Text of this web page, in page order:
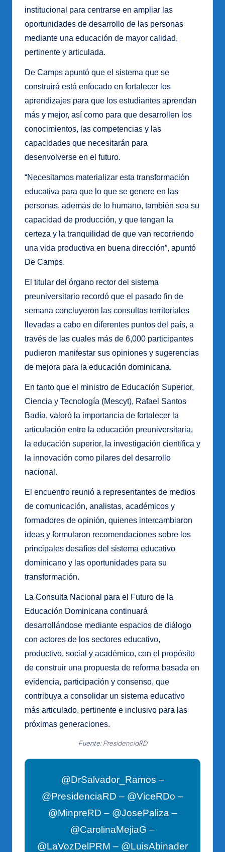
institucional para centrarse en ampliar las
oportunidades de desarrollo de las personas
mediante una educación de mayor calidad,
pertinente y articulada.
De Camps apuntó que el sistema que se
construirá está enfocado en fortalecer los
aprendizajes para que los estudiantes aprendan
más y mejor, así como para que desarrollen los
conocimientos, las competencias y las
capacidades que necesitarán para
desenvolverse en el futuro.
“Necesitamos materializar esta transformación
educativa para que lo que se genere en las
personas, además de lo humano, también sea su
capacidad de producción, y que tengan la
certeza y la tranquilidad de que van recorriendo
una vida productiva en buena dirección”, apuntó
De Camps.
El titular del órgano rector del sistema
preuniversitario recordó que el pasado fin de
semana concluyeron las consultas territoriales
llevadas a cabo en diferentes puntos del país, a
través de las cuales más de 6,000 participantes
pudieron manifestar sus opiniones y sugerencias
de mejora para la educación dominicana.
En tanto que el ministro de Educación Superior,
Ciencia y Tecnología (Mescyt), Rafael Santos
Badía, valoró la importancia de fortalecer la
articulación entre la educación preuniversitaria,
la educación superior, la investigación científica y
la innovación como pilares del desarrollo
nacional.
El encuentro reunió a representantes de medios
de comunicación, analistas, académicos y
formadores de opinión, quienes intercambiaron
ideas y formularon recomendaciones sobre los
principales desafíos del sistema educativo
dominicano y las oportunidades para su
transformación.
La Consulta Nacional para el Futuro de la
Educación Dominicana continuará
desarrollándose mediante espacios de diálogo
con actores de los sectores educativo,
productivo, social y académico, con el propósito
de construir una propuesta de reforma basada en
evidencia, participación y consenso, que
contribuya a consolidar un sistema educativo
más articulado, pertinente e inclusivo para las
próximas generaciones.
Fuente:PresidenciaRD
@DrSalvador_Ramos –
@PresidenciaRD – @ViceRDo –
@MinpreRD – @JosePaliza –
@CarolinaMejiaG –
@LaVozDelPRM – @LuisAbinader